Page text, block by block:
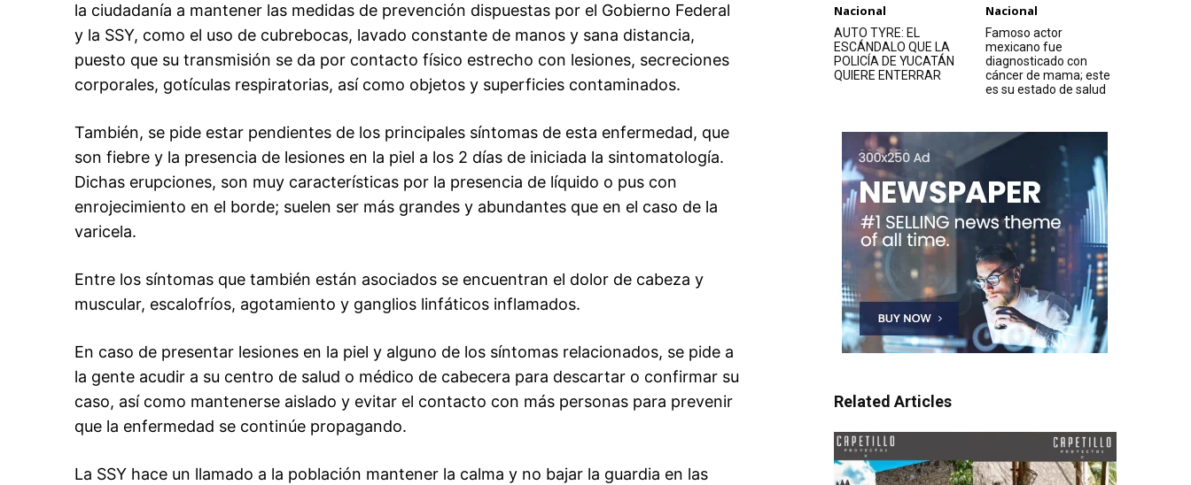
la ciudadanía a mantener las medidas de prevención dispuestas por el Gobierno Federal
y la SSY, como el uso de cubrebocas, lavado constante de manos y sana distancia,
puesto que su transmisión se da por contacto físico estrecho con lesiones, secreciones
corporales, gotículas respiratorias, así como objetos y superficies contaminados.
También, se pide estar pendientes de los principales síntomas de esta enfermedad, que
son fiebre y la presencia de lesiones en la piel a los 2 días de iniciada la sintomatología.
Dichas erupciones, son muy características por la presencia de líquido o pus con
enrojecimiento en el borde; suelen ser más grandes y abundantes que en el caso de la
varicela.
Entre los síntomas que también están asociados se encuentran el dolor de cabeza y
muscular, escalofríos, agotamiento y ganglios linfáticos inflamados.
En caso de presentar lesiones en la piel y alguno de los síntomas relacionados, se pide a
la gente acudir a su centro de salud o médico de cabecera para descartar o confirmar su
caso, así como mantenerse aislado y evitar el contacto con más personas para prevenir
que la enfermedad se continúe propagando.
La SSY hace un llamado a la población mantener la calma y no bajar la guardia en las
Nacional
AUTO TYRE: EL
ESCÁNDALO QUE LA
POLICÍA DE YUCATÁN
QUIERE ENTERRAR
Nacional
Famoso actor
mexicano fue
diagnosticado con
cáncer de mama; este
es su estado de salud
Related Articles